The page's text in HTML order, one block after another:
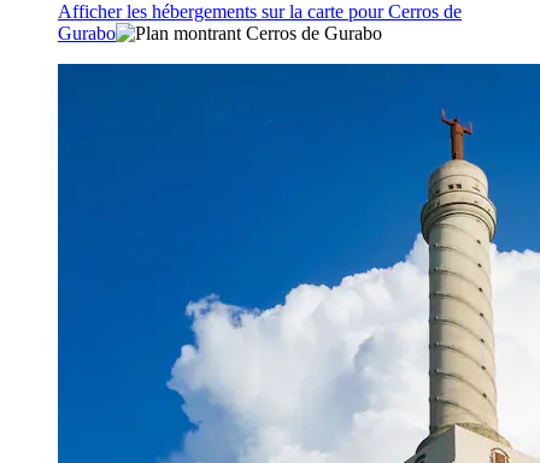
Afficher les hébergements sur la carte pour Cerros de
Gurabo